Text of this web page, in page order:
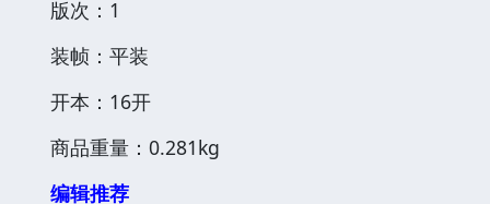
版次：1
装帧：平装
开本：16开
商品重量：0.281kg
编辑推荐